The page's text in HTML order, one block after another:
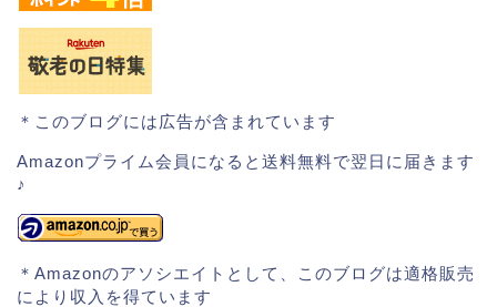
＊このブログには広告が含まれています
Amazonプライム会員になると送料無料で翌日に届きます
♪
＊Amazonのアソシエイトとして、このブログは適格販売
により収入を得ています